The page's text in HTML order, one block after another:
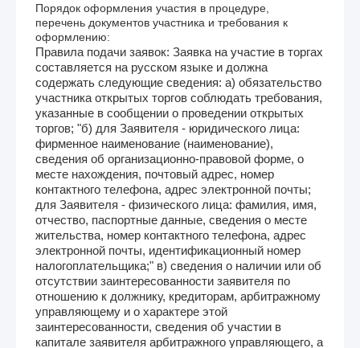
Порядок оформления участия в процедуре,
перечень документов участника и требования к
оформлению:
Правила подачи заявок: Заявка на участие в торгах
составляется на русском языке и должна
содержать следующие сведения: а) обязательство
участника открытых торгов соблюдать требования,
указанные в сообщении о проведении открытых
торгов; "б) для Заявителя - юридического лица:
фирменное наименование (наименование),
сведения об организационно-правовой форме, о
месте нахождения, почтовый адрес, номер
контактного телефона, адрес электронной почты;
для Заявителя - физического лица: фамилия, имя,
отчество, паспортные данные, сведения о месте
жительства, номер контактного телефона, адрес
электронной почты, идентификационный номер
налогоплательщика;" в) сведения о наличии или об
отсутствии заинтересованности заявителя по
отношению к должнику, кредиторам, арбитражному
управляющему и о характере этой
заинтересованности, сведения об участии в
капитале заявителя арбитражного управляющего, а